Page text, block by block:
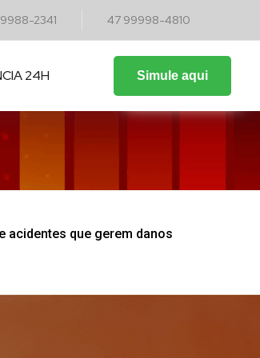
2341 47 99998-4810
24H Simule aqui
acidentes que gerem danos